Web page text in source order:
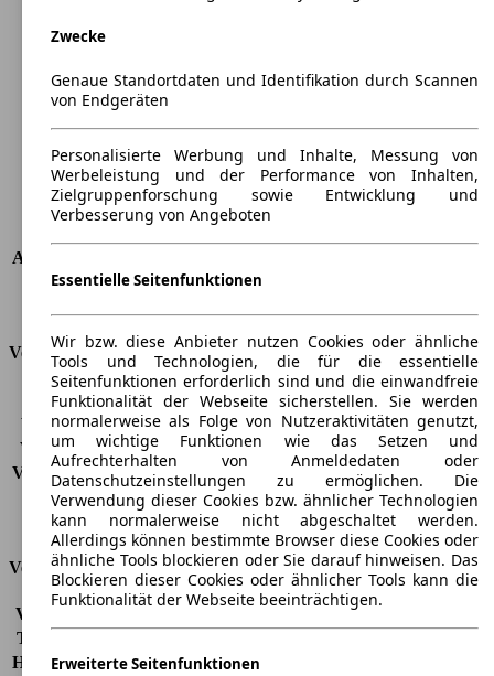
Länge
Breite
1684 mm
Radstand
Maximalgewicht
Max. Zuladung
-
Türen
5
Sitze
5
Anhängelast (ungebremst)
Anhängelast (gebremst)
600 kg
Verbrauch
CO2 Emissionen*
123 g/km (komb.)
Verbrauch (Stadt)
5,9 l/100km
Verbrauch (Land)
3,9 l/100km
Verbrauch (komb.)* 4,6 l/100km
Schadstoffklasse
EU4
Tankinhalt
45 l
Versicherungsklassen
Vollkasko
Teilkasko
Haftpflicht -
Zwecke
Genaue Standortdaten und Identifikation durch Scannen
von Endgeräten
Personalisierte Werbung und Inhalte, Messung von
Werbeleistung und der Performance von Inhalten,
Zielgruppenforschung sowie Entwicklung und
Verbesserung von Angeboten
Essentielle Seitenfunktionen
Wir bzw. diese Anbieter nutzen Cookies oder ähnliche
Tools und Technologien, die für die essentielle
Seitenfunktionen erforderlich sind und die einwandfreie
Funktionalität der Webseite sicherstellen. Sie werden
normalerweise als Folge von Nutzeraktivitäten genutzt,
um wichtige Funktionen wie das Setzen und
Aufrechterhalten von Anmeldedaten oder
Datenschutzeinstellungen zu ermöglichen. Die
Verwendung dieser Cookies bzw. ähnlicher Technologien
kann normalerweise nicht abgeschaltet werden.
Allerdings können bestimmte Browser diese Cookies oder
ähnliche Tools blockieren oder Sie darauf hinweisen. Das
Blockieren dieser Cookies oder ähnlicher Tools kann die
Funktionalität der Webseite beeinträchtigen.
Erweiterte Seitenfunktionen